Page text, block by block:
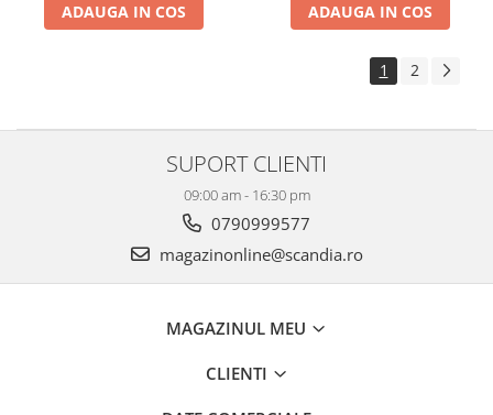
ADAUGA IN COS ADAUGA IN COS
1 2
SUPORT CLIENTI
09:00 am - 16:30 pm
0790999577
magazinonline@scandia.ro
MAGAZINUL MEU
CLIENTI